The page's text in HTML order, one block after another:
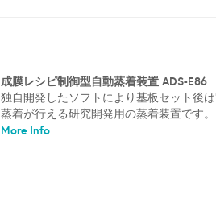
成膜レシピ制御型自動蒸着装置 ADS-E86
独自開発したソフトにより基板セット後
蒸着が行える研究開発用の蒸着装置です
More Info